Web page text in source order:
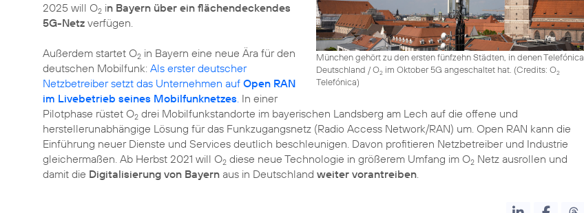
München gehört zu den ersten fünfzehn Städten, in denen Telefónica
Deutschland / O2im Oktober 5G angeschaltet hat. (Credits: O2
Telefónica)
2025 will O2 in Bayern über ein flächendeckendes
5G-Netz verfügen.
Außerdem startet O2 in Bayern eine neue Ära für den
deutschen Mobilfunk: Als erster deutscher
Netzbetreiber setzt das Unternehmen auf Open RAN
im Livebetrieb seines Mobilfunknetzes. In einer
Pilotphase rüstet O2 drei Mobilfunkstandorte im bayerischen Landsberg am Lech auf die offene und
herstellerunabhängige Lösung für das Funkzugangsnetz (Radio Access Network/RAN) um. Open RAN kann die
Einführung neuer Dienste und Services deutlich beschleunigen. Davon profitieren Netzbetreiber und Industrie
gleichermaßen. Ab Herbst 2021 will O2 diese neue Technologie in größerem Umfang im O2 Netz ausrollen und
damit die Digitalisierung von Bayern aus in Deutschland weiter vorantreiben